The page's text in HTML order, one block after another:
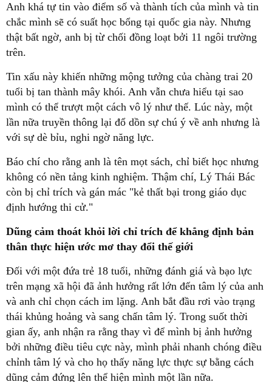
Anh khá tự tin vào điểm số và thành tích của mình và tin
chắc mình sẽ có suất học bổng tại quốc gia này. Nhưng
thật bất ngờ, anh bị từ chối đồng loạt bởi 11 ngôi trường
trên.
Tin xấu này khiến những mộng tưởng của chàng trai 20
tuổi bị tan thành mây khói. Anh vẫn chưa hiểu tại sao
mình có thể trượt một cách vô lý như thế. Lúc này, một
lần nữa truyền thông lại đổ dồn sự chú ý về anh nhưng là
với sự dè bỉu, nghi ngờ năng lực.
Báo chí cho rằng anh là tên mọt sách, chỉ biết học nhưng
không có nền tảng kinh nghiệm. Thậm chí, Lý Thái Bác
còn bị chỉ trích và gán mác "kẻ thất bại trong giáo dục
định hướng thi cử."
Dũng cảm thoát khỏi lời chỉ trích để khẳng định bản
thân thực hiện ước mơ thay đổi thế giới
Đối với một đứa trẻ 18 tuổi, những đánh giá và bạo lực
trên mạng xã hội đã ảnh hưởng rất lớn đến tâm lý của anh
và anh chỉ chọn cách im lặng. Anh bắt đầu rơi vào trạng
thái khủng hoảng và sang chấn tâm lý. Trong suốt thời
gian ấy, anh nhận ra rằng thay vì để mình bị ảnh hưởng
bởi những điều tiêu cực này, mình phải nhanh chóng điều
chỉnh tâm lý và cho họ thấy năng lực thực sự bằng cách
dũng cảm đứng lên thể hiện mình một lần nữa.